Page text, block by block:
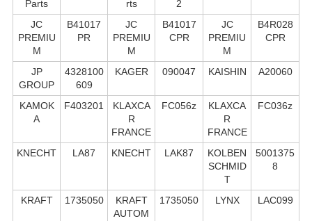
Parts
rts
2
JC
PREMIU
M
B41017
PR
JC
PREMIU
M
B41017
CPR
JC
PREMIU
M
B4R028
CPR
JP
GROUP
4328100
609
KAGER 090047 KAISHIN A20060
KAMOK
A
F403201
KLAXCA
R
FRANCE
FC056z
KLAXCA
R
FRANCE
FC036z
KNECHT LA87 KNECHT LAK87
KOLBEN
SCHMID
T
5001375
8
KRAFT 1735050
KRAFT
AUTOM
1735050 LYNX LAC099